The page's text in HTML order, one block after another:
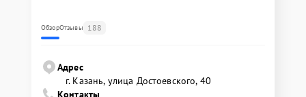
ОбзорОтзывы 188
Адрес
г. Казань, улица Достоевского, 40
Контакты